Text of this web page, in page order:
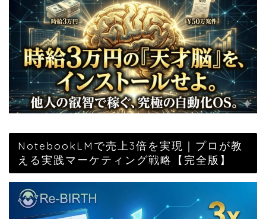
NotebookLMで売上3倍を実現｜プロが教
える実践マーケティング戦略【完全版】